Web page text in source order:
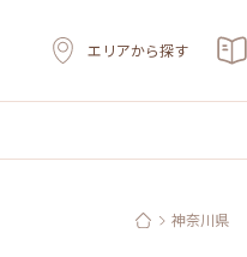
エリアから探す
神奈川県